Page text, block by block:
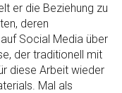
er die Beziehung zu
deren
Social Media über
der traditionell mit
diese Arbeit wieder
Mal als